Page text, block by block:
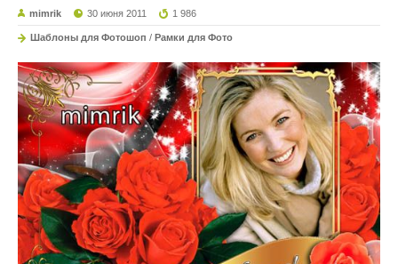
mimrik 30 июня 2011 1 986
Шаблоны для Фотошоп / Рамки для Фото